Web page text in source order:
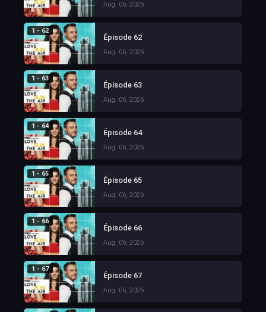
Aug. 06, 2026
1 - 62
Épisode 62
Aug. 06, 2026
1 - 63
Épisode 63
Aug. 06, 2026
1 - 64
Épisode 64
Aug. 06, 2026
1 - 65
Épisode 65
Aug. 06, 2026
1 - 66
Épisode 66
Aug. 06, 2026
1 - 67
Épisode 67
Aug. 06, 2026